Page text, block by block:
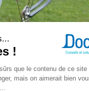
tout ce que vous